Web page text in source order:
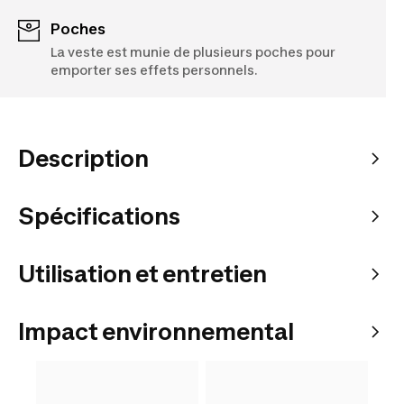
Poches
La veste est munie de plusieurs poches pour
emporter ses effets personnels.
Description
Spécifications
Utilisation et entretien
Impact environnemental